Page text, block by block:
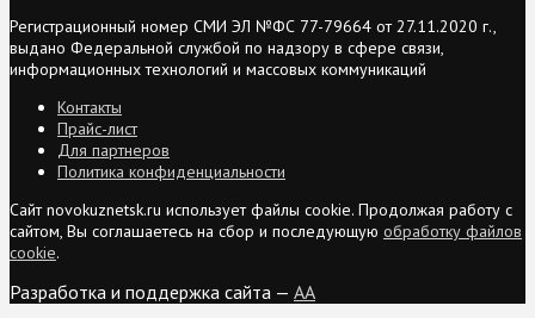
Регистрационный номер СМИ ЭЛ №ФС 77-79664 от 27.11.2020 г.,
выдано Федеральной службой по надзору в сфере связи,
информационных технологий и массовых коммуникаций
Контакты
Прайс-лист
Для партнеров
Политика конфиденциальности
Сайт novokuznetsk.ru использует файлы cookie. Продолжая работу с
сайтом, Вы соглашаетесь на сбор и последующую обработку файлов
cookie.
Разработка и поддержка сайта — AA